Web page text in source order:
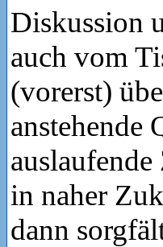
Diskussion
auch vom
(vorerst)
anstehende
in naher
dann